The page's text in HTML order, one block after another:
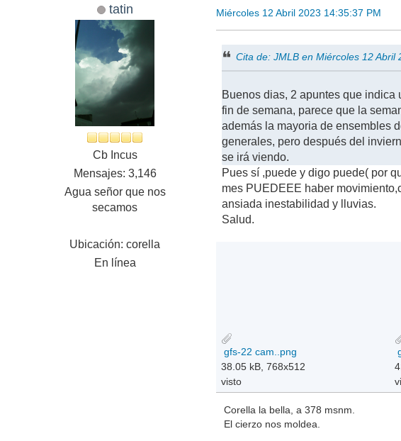
tatin
Cb Incus
Mensajes: 3,146
Agua señor que nos
secamos
Ubicación: corella
En línea
Miércoles 12 Abril 2023 14:35:37 PM
Cita de: JMLB en Miércoles 12 Abril
Buenos dias, 2 apuntes que
fin de semana, parece que la
además la mayoria de ensembles
generales, pero después del
se irá viendo.
Pues sí ,puede y digo puede( por
mes PUEDEEE haber
ansiada inestabilidad y lluvias.
Salud.
gfs-22 cam..png
38.05 kB, 768x512
visto
Corella la bella, a 378 msnm.
El cierzo nos moldea.